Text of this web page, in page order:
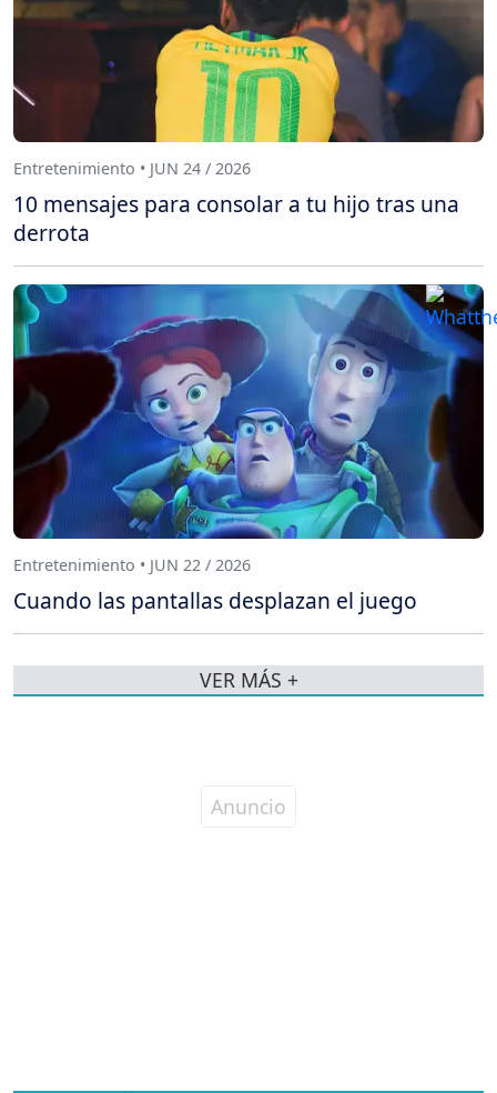
Entretenimiento • JUN 24 / 2026
10 mensajes para consolar a tu hijo tras una
derrota
Entretenimiento • JUN 22 / 2026
Cuando las pantallas desplazan el juego
VER MÁS +